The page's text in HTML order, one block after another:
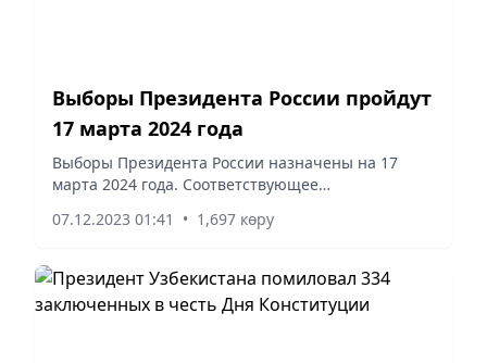
Выборы Президента России пройдут
17 марта 2024 года
Выборы Президента России назначены на 17
марта 2024 года. Соответствующее
пленарном заседании, пишут РИА Новости.
07.12.2023 01:41 • 1,697 көру